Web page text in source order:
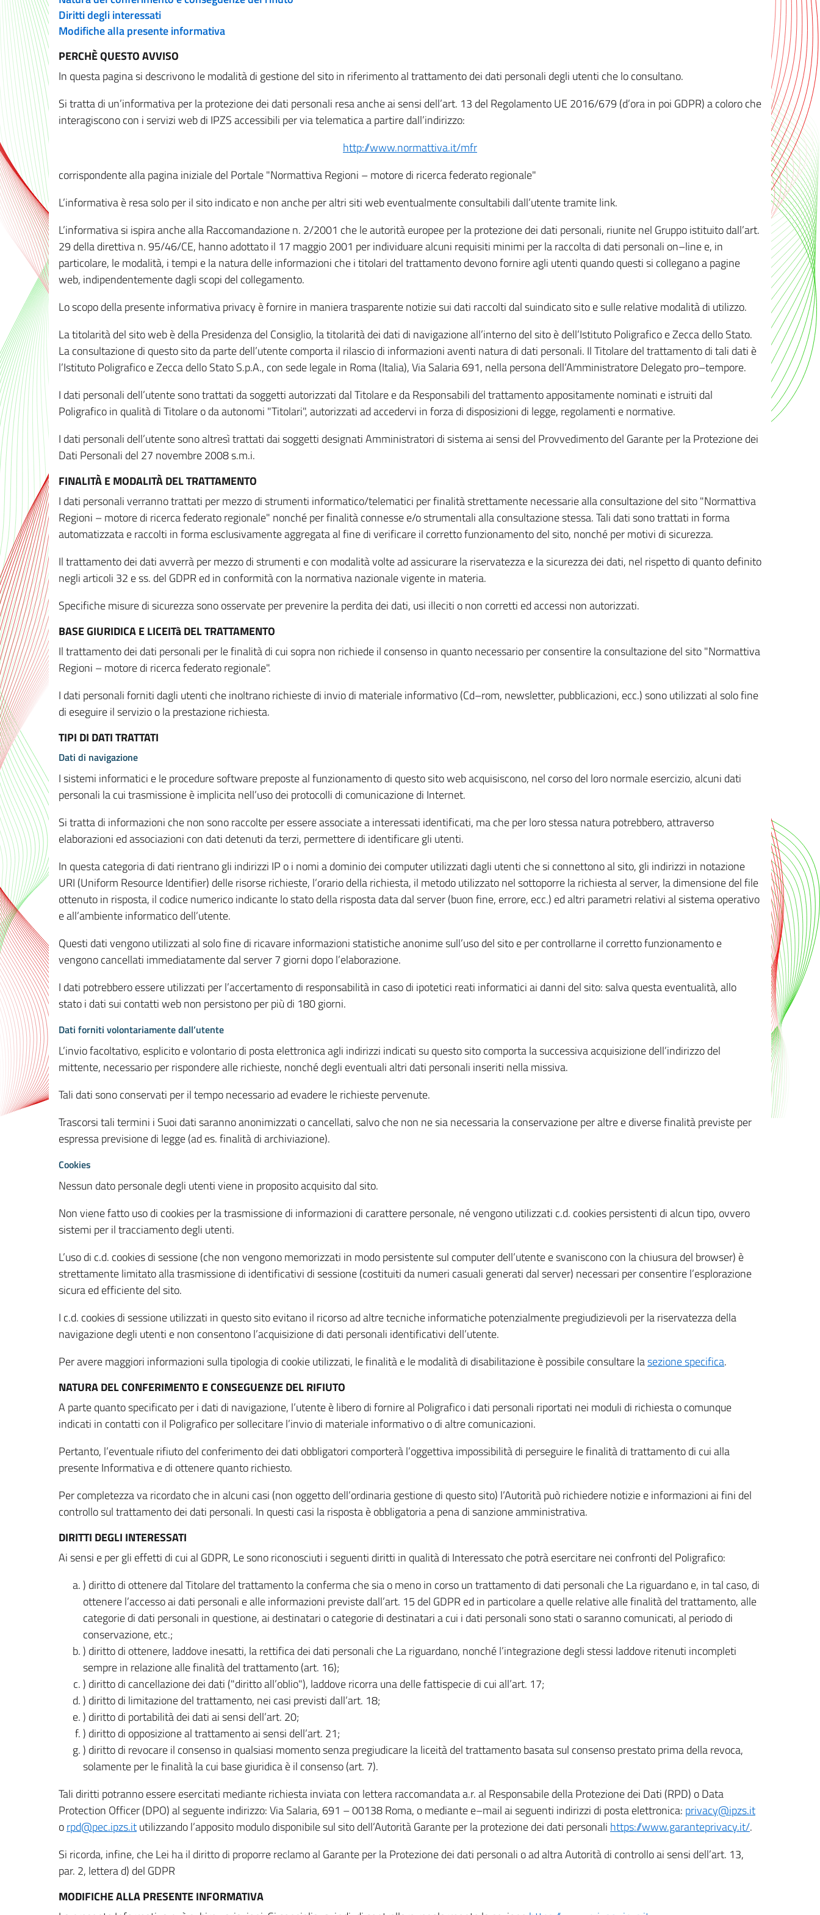
Diritti degli interessati
Modifiche alla presente informativa
PERCHÈ QUESTO AVVISO
In questa pagina si descrivono le modalità di gestione del sito in riferimento al trattamento dei dati personali degli utenti che lo consultano.
Si tratta di un’informativa per la protezione dei dati personali resa anche ai sensi dell’art. 13 del Regolamento UE 2016/679 (d’ora in poi GDPR) a coloro che
interagiscono con i servizi web di IPZS accessibili per via telematica a partire dall’indirizzo:
http://www.normattiva.it/mfr
corrispondente alla pagina iniziale del Portale "Normattiva Regioni – motore di ricerca federato regionale"
L’informativa è resa solo per il sito indicato e non anche per altri siti web eventualmente consultabili dall’utente tramite link.
L’informativa si ispira anche alla Raccomandazione n. 2/2001 che le autorità europee per la protezione dei dati personali, riunite nel Gruppo istituito dall’art.
29 della direttiva n. 95/46/CE, hanno adottato il 17 maggio 2001 per individuare alcuni requisiti minimi per la raccolta di dati personali on–line e, in
particolare, le modalità, i tempi e la natura delle informazioni che i titolari del trattamento devono fornire agli utenti quando questi si collegano a pagine
web, indipendentemente dagli scopi del collegamento.
Lo scopo della presente informativa privacy è fornire in maniera trasparente notizie sui dati raccolti dal suindicato sito e sulle relative modalità di utilizzo.
La titolarità del sito web è della Presidenza del Consiglio, la titolarità dei dati di navigazione all’interno del sito è dell’Istituto Poligrafico e Zecca dello Stato.
La consultazione di questo sito da parte dell’utente comporta il rilascio di informazioni aventi natura di dati personali. Il Titolare del trattamento di tali dati è
l’Istituto Poligrafico e Zecca dello Stato S.p.A., con sede legale in Roma (Italia), Via Salaria 691, nella persona dell’Amministratore Delegato pro–tempore.
I dati personali dell’utente sono trattati da soggetti autorizzati dal Titolare e da Responsabili del trattamento appositamente nominati e istruiti dal
Poligrafico in qualità di Titolare o da autonomi "Titolari", autorizzati ad accedervi in forza di disposizioni di legge, regolamenti e normative.
I dati personali dell’utente sono altresì trattati dai soggetti designati Amministratori di sistema ai sensi del Provvedimento del Garante per la Protezione dei
Dati Personali del 27 novembre 2008 s.m.i.
FINALITÀ E MODALITÀ DEL TRATTAMENTO
I dati personali verranno trattati per mezzo di strumenti informatico/telematici per finalità strettamente necessarie alla consultazione del sito "Normattiva
Regioni – motore di ricerca federato regionale" nonché per finalità connesse e/o strumentali alla consultazione stessa. Tali dati sono trattati in forma
automatizzata e raccolti in forma esclusivamente aggregata al fine di verificare il corretto funzionamento del sito, nonché per motivi di sicurezza.
Il trattamento dei dati avverrà per mezzo di strumenti e con modalità volte ad assicurare la riservatezza e la sicurezza dei dati, nel rispetto di quanto definito
negli articoli 32 e ss. del GDPR ed in conformità con la normativa nazionale vigente in materia.
Specifiche misure di sicurezza sono osservate per prevenire la perdita dei dati, usi illeciti o non corretti ed accessi non autorizzati.
BASE GIURIDICA E LICEITà DEL TRATTAMENTO
Il trattamento dei dati personali per le finalità di cui sopra non richiede il consenso in quanto necessario per consentire la consultazione del sito "Normattiva
Regioni – motore di ricerca federato regionale".
I dati personali forniti dagli utenti che inoltrano richieste di invio di materiale informativo (Cd–rom, newsletter, pubblicazioni, ecc.) sono utilizzati al solo fine
di eseguire il servizio o la prestazione richiesta.
TIPI DI DATI TRATTATI
Dati di navigazione
I sistemi informatici e le procedure software preposte al funzionamento di questo sito web acquisiscono, nel corso del loro normale esercizio, alcuni dati
personali la cui trasmissione è implicita nell’uso dei protocolli di comunicazione di Internet.
Si tratta di informazioni che non sono raccolte per essere associate a interessati identificati, ma che per loro stessa natura potrebbero, attraverso
elaborazioni ed associazioni con dati detenuti da terzi, permettere di identificare gli utenti.
In questa categoria di dati rientrano gli indirizzi IP o i nomi a dominio dei computer utilizzati dagli utenti che si connettono al sito, gli indirizzi in notazione
URI (Uniform Resource Identifier) delle risorse richieste, l’orario della richiesta, il metodo utilizzato nel sottoporre la richiesta al server, la dimensione del file
ottenuto in risposta, il codice numerico indicante lo stato della risposta data dal server (buon fine, errore, ecc.) ed altri parametri relativi al sistema operativo
e all’ambiente informatico dell’utente.
Questi dati vengono utilizzati al solo fine di ricavare informazioni statistiche anonime sull’uso del sito e per controllarne il corretto funzionamento e
vengono cancellati immediatamente dal server 7 giorni dopo l’elaborazione.
I dati potrebbero essere utilizzati per l’accertamento di responsabilità in caso di ipotetici reati informatici ai danni del sito: salva questa eventualità, allo
stato i dati sui contatti web non persistono per più di 180 giorni.
Dati forniti volontariamente dall’utente
L’invio facoltativo, esplicito e volontario di posta elettronica agli indirizzi indicati su questo sito comporta la successiva acquisizione dell’indirizzo del
mittente, necessario per rispondere alle richieste, nonché degli eventuali altri dati personali inseriti nella missiva.
Tali dati sono conservati per il tempo necessario ad evadere le richieste pervenute.
Trascorsi tali termini i Suoi dati saranno anonimizzati o cancellati, salvo che non ne sia necessaria la conservazione per altre e diverse finalità previste per
espressa previsione di legge (ad es. finalità di archiviazione).
Cookies
Nessun dato personale degli utenti viene in proposito acquisito dal sito.
Non viene fatto uso di cookies per la trasmissione di informazioni di carattere personale, né vengono utilizzati c.d. cookies persistenti di alcun tipo, ovvero
sistemi per il tracciamento degli utenti.
L’uso di c.d. cookies di sessione (che non vengono memorizzati in modo persistente sul computer dell’utente e svaniscono con la chiusura del browser) è
strettamente limitato alla trasmissione di identificativi di sessione (costituiti da numeri casuali generati dal server) necessari per consentire l’esplorazione
sicura ed efficiente del sito.
I c.d. cookies di sessione utilizzati in questo sito evitano il ricorso ad altre tecniche informatiche potenzialmente pregiudizievoli per la riservatezza della
navigazione degli utenti e non consentono l’acquisizione di dati personali identificativi dell’utente.
Per avere maggiori informazioni sulla tipologia di cookie utilizzati, le finalità e le modalità di disabilitazione è possibile consultare lasezione specifica.
NATURA DEL CONFERIMENTO E CONSEGUENZE DEL RIFIUTO
A parte quanto specificato per i dati di navigazione, l’utente è libero di fornire al Poligrafico i dati personali riportati nei moduli di richiesta o comunque
indicati in contatti con il Poligrafico per sollecitare l’invio di materiale informativo o di altre comunicazioni.
Pertanto, l’eventuale rifiuto del conferimento dei dati obbligatori comporterà l’oggettiva impossibilità di perseguire le finalità di trattamento di cui alla
presente Informativa e di ottenere quanto richiesto.
Per completezza va ricordato che in alcuni casi (non oggetto dell’ordinaria gestione di questo sito) l’Autorità può richiedere notizie e informazioni ai fini del
controllo sul trattamento dei dati personali. In questi casi la risposta è obbligatoria a pena di sanzione amministrativa.
DIRITTI DEGLI INTERESSATI
Ai sensi e per gli effetti di cui al GDPR, Le sono riconosciuti i seguenti diritti in qualità di Interessato che potrà esercitare nei confronti del Poligrafico:
) diritto di ottenere dal Titolare del trattamento la conferma che sia o meno in corso un trattamento di dati personali che La riguardano e, in tal caso, di
ottenere l’accesso ai dati personali e alle informazioni previste dall’art. 15 del GDPR ed in particolare a quelle relative alle finalità del trattamento, alle
categorie di dati personali in questione, ai destinatari o categorie di destinatari a cui i dati personali sono stati o saranno comunicati, al periodo di
conservazione, etc.;
) diritto di ottenere, laddove inesatti, la rettifica dei dati personali che La riguardano, nonché l’integrazione degli stessi laddove ritenuti incompleti
sempre in relazione alle finalità del trattamento (art. 16);
) diritto di cancellazione dei dati ("diritto all’oblio"), laddove ricorra una delle fattispecie di cui all’art. 17;
) diritto di limitazione del trattamento, nei casi previsti dall’art. 18;
) diritto di portabilità dei dati ai sensi dell’art. 20;
) diritto di opposizione al trattamento ai sensi dell’art. 21;
) diritto di revocare il consenso in qualsiasi momento senza pregiudicare la liceità del trattamento basata sul consenso prestato prima della revoca,
solamente per le finalità la cui base giuridica è il consenso (art. 7).
Tali diritti potranno essere esercitati mediante richiesta inviata con lettera raccomandata a.r. al Responsabile della Protezione dei Dati (RPD) o Data
Protection Officer (DPO) al seguente indirizzo: Via Salaria, 691 – 00138 Roma, o mediante e–mail ai seguenti indirizzi di posta elettronica: privacy@ipzs.it
orpd@pec.ipzs.itutilizzando l’apposito modulo disponibile sul sito dell’Autorità Garante per la protezione dei dati personali https://www.garanteprivacy.it/.
Si ricorda, infine, che Lei ha il diritto di proporre reclamo al Garante per la Protezione dei dati personali o ad altra Autorità di controllo ai sensi dell’art. 13,
par. 2, lettera d) del GDPR
MODIFICHE ALLA PRESENTE INFORMATIVA